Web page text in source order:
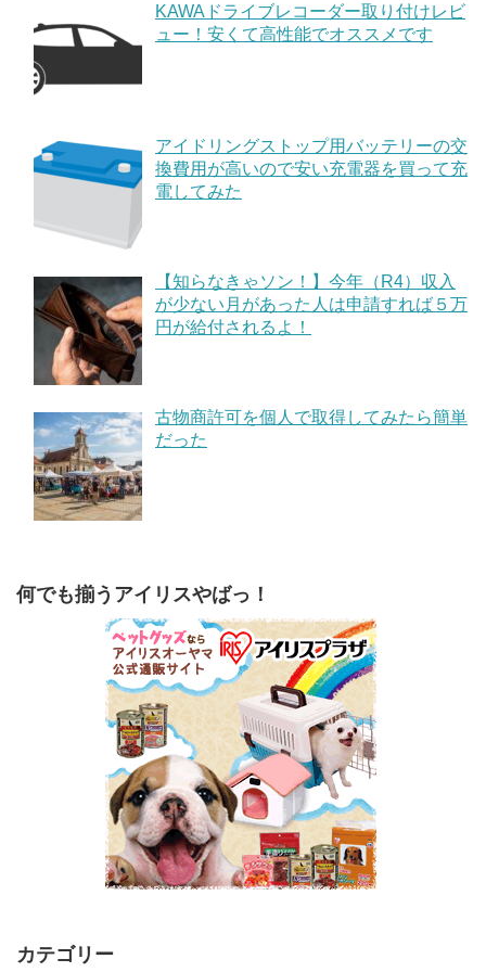
KAWAドライブレコーダー取り付けレビ
ュー！安くて高性能でオススメです
アイドリングストップ用バッテリーの交
換費用が高いので安い充電器を買って充
電してみた
【知らなきゃソン！】今年（R4）収入
が少ない月があった人は申請すれば５万
円が給付されるよ！
古物商許可を個人で取得してみたら簡単
だった
何でも揃うアイリスやばっ！
カテゴリー